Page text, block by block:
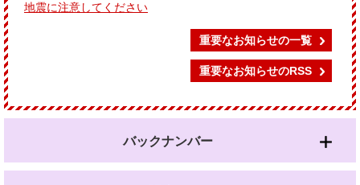
地震に注意してください
重要なお知らせの一覧
重要なお知らせのRSS
バックナンバー